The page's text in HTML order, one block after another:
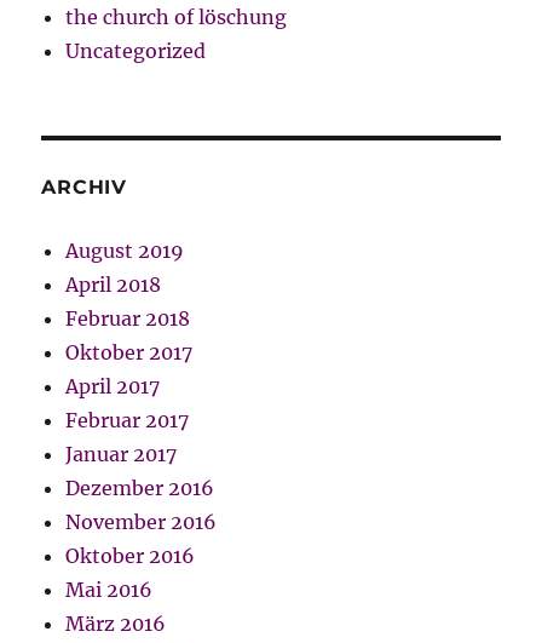
the church of löschung
Uncategorized
ARCHIV
August 2019
April 2018
Februar 2018
Oktober 2017
April 2017
Februar 2017
Januar 2017
Dezember 2016
November 2016
Oktober 2016
Mai 2016
März 2016